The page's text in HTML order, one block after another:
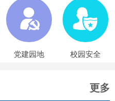
党建园地 校园安全
更多